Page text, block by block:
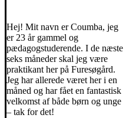
Hej! Mit navn er Coumba, jeg
er 23 år gammel og
pædagogstuderende. I de næste
seks måneder skal jeg være
praktikant her på Furesøgård.
Jeg har allerede været her i en
måned og har fået en fantastisk
velkomst af både børn og unge
– tak for det!